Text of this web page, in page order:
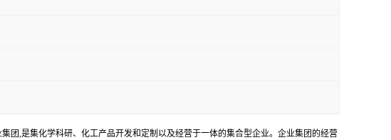
团,是集化学科研、化工产品开发和定制以及经营于一体的集合型企业。企业集团的经营